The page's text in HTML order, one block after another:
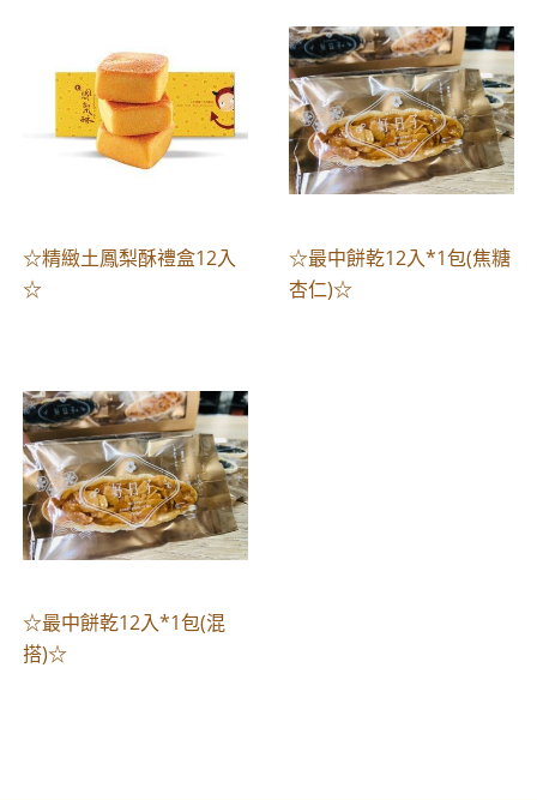
☆精緻土鳳梨酥禮盒12入
☆
☆最中餅乾12入*1包(焦糖
杏仁)☆
☆最中餅乾12入*1包(混
搭)☆